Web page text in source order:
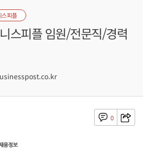
스피플
스피플 임원/전문직/경력
0